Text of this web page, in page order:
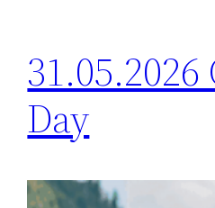
Day